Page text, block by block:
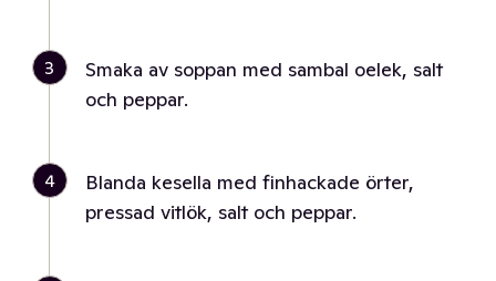
3
Smaka av soppan med sambal oelek, salt
och peppar.
4
Blanda kesella med finhackade örter,
pressad vitlök, salt och peppar.